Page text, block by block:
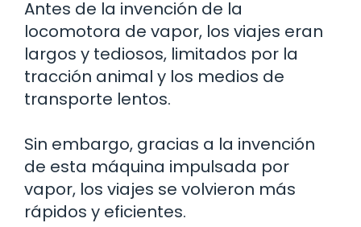
Antes de la invención de la
locomotora de vapor, los viajes eran
largos y tediosos, limitados por la
tracción animal y los medios de
transporte lentos.
Sin embargo, gracias a la invención
de esta máquina impulsada por
vapor, los viajes se volvieron más
rápidos y eficientes.